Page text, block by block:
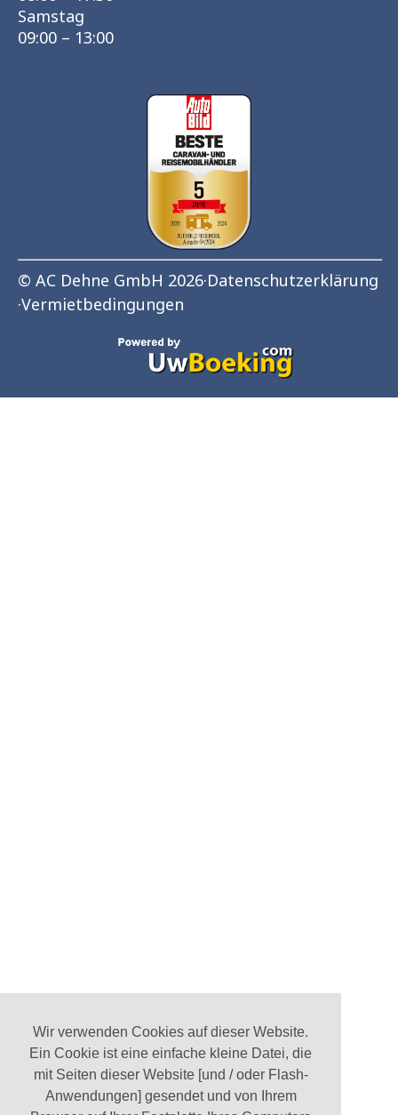
Wir verwenden Cookies auf dieser Website.
Ein Cookie ist eine einfache kleine Datei, die
mit Seiten dieser Website [und / oder Flash-
Anwendungen] gesendet und von Ihrem
Samstag
09:00 – 13:00
© AC Dehne GmbH 2026·Datenschutzerklärung
·Vermietbedingungen